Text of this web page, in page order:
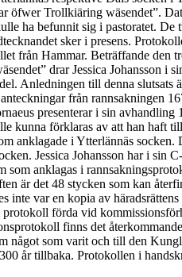
öfwerTrollkiäring wäsendet”.
ha befunnit sig i pastoratet. De
sker i presens.
från Hammar. Beträffande den
” drarJessica Johansson i
Anledningen till denna slutsats
anteckningar från rannsakningen
presenterar i sin avhandling
kunna förklaras av att han haft
anklagade i Ytterlännäs socken.
. Jessica Johansson har i sin
som anklagas i
är det 48 stycken som kan
inte var en kopia av
protokoll förda vid
finns det
något som varit och till den
år tillbaka. Protokollen i